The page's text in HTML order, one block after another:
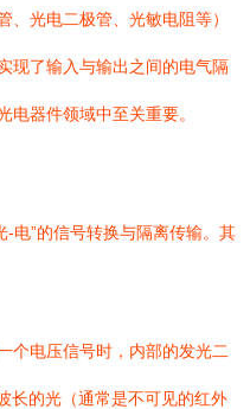
光电二极管、光敏电阻等）
现了输入与输出之间的电气隔
电器件领域中至关重要。
电”的信号转换与隔离传输。其
个电压信号时，内部的发光二
长的光（通常是不可见的红外